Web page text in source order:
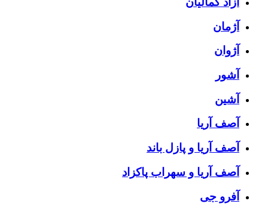
آژمان
آژوان
آشور
آشین
آصف آریا
آصف آریا و پازل باند
آصف آریا و سهراب پاکزاد
آفرو جی